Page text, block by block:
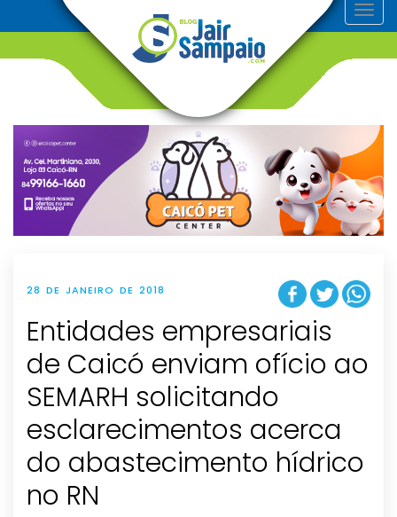
T
o
v
g
t
i
o
n
28 DE JANEIRO DE 2018
Entidades empresariais
de Caicó enviam ofício ao
SEMARH solicitando
esclarecimentos acerca
do abastecimento hídrico
no RN